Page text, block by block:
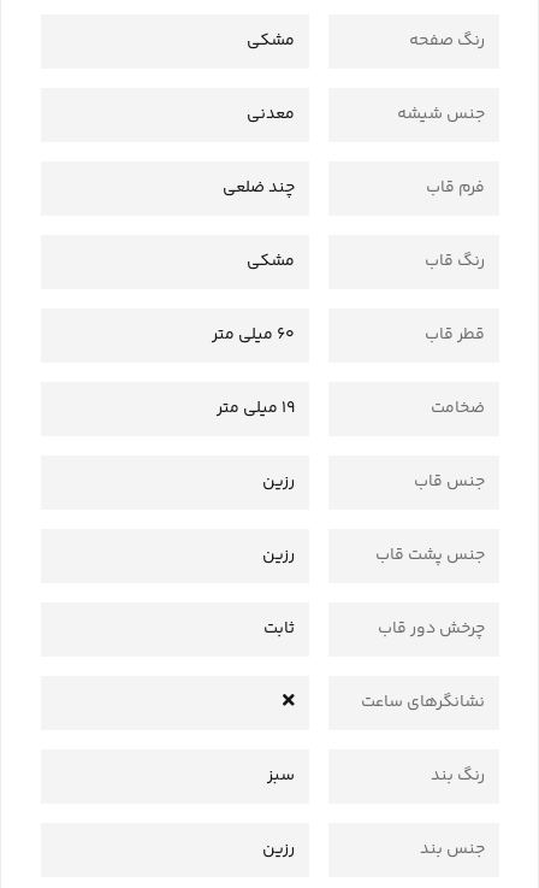
رنگ صفحه مشکی
جنس شیشه معدنی
فرم قاب چند ضلعی
رنگ قاب مشکی
قطر قاب 60 میلی متر
ضخامت 19 میلی متر
جنس قاب رزین
جنس پشت قاب رزین
چرخش دور قاب ثابت
نشانگرهای ساعت
رنگ بند سبز
جنس بند رزین